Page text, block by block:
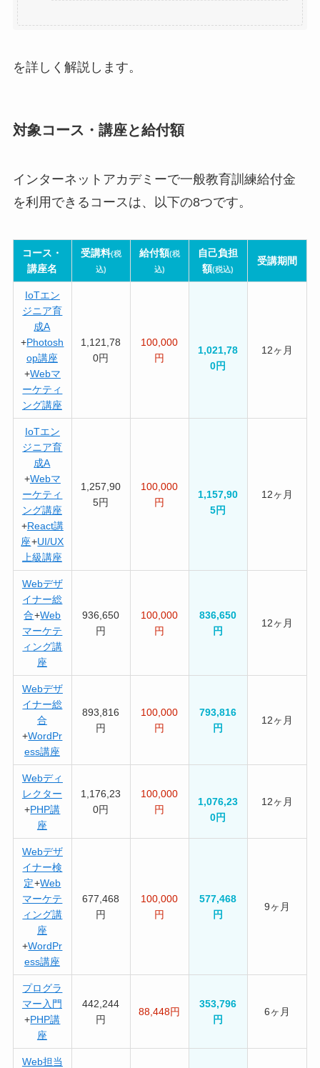
を詳しく解説します。
対象コース・講座と給付額
インターネットアカデミーで一般教育訓練給付金
を利用できるコースは、以下の8つです。
コース・
講座名
受講料(税
込)
給付額(税
込)
自己負担
額(税込)
受講期間
IoTエン
ジニア育
成A
+Photosh
op講座
+Webマ
ーケティ
ング講座
1,121,78
0円
100,000
円
1,021,78
0円
12ヶ月
IoTエン
ジニア育
成A
+Webマ
ーケティ
ング講座
+React講
座+UI/UX
上級講座
1,257,90
5円
100,000
円
1,157,90
5円
12ヶ月
Webデザ
イナー総
合+Web
マーケテ
ィング講
座
936,650
円
100,000
円
836,650
円
12ヶ月
Webデザ
イナー総
合
+WordPr
ess講座
893,816
円
100,000
円
793,816
円
12ヶ月
Webディ
レクター
+PHP講
座
1,176,23
0円
100,000
円
1,076,23
0円
12ヶ月
Webデザ
イナー検
定+Web
マーケテ
ィング講
座
+WordPr
ess講座
677,468
円
100,000
円
577,468
円
9ヶ月
プログラ
マー入門
+PHP講
座
442,244
円
88,448円
353,796
円
6ヶ月
Web担当